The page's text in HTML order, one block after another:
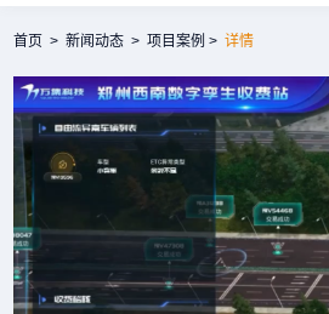
首页 >新闻动态 >项目案例 >详情